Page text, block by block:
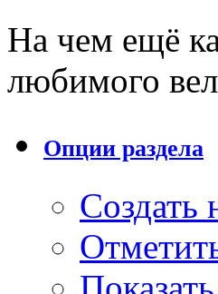
На чем ещё
любимого
Опции раздела